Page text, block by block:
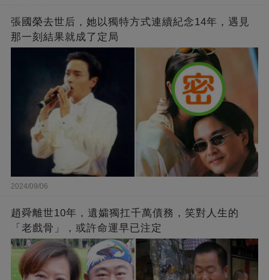
張國榮去世后，她以獨特方式連續紀念14年，遇見
那一刻結果就成了定局
2024/09/06
趙舜離世10年，遺孀獨扛千萬債務，笑對人生的
「老戲骨」，或許命運早已注定